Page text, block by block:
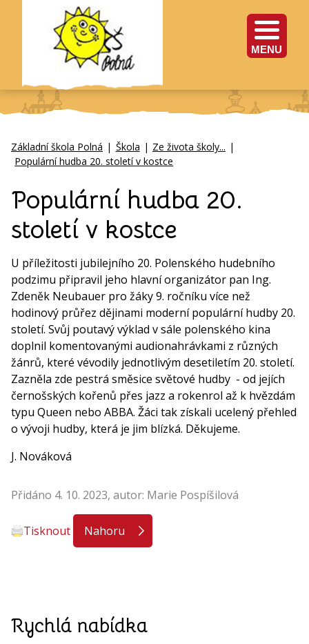
MENU
Základní škola Polná | Škola | Ze života školy... |
Populární hudba 20. století v kostce
Populární hudba 20.
století v kostce
U příležitosti jubilejního 20. Polenského hudebního
podzimu připravil jeho hlavní organizátor pan Ing.
Zdeněk Neubauer pro žáky 9. ročníku více než
hodinový průřez dějinami moderní populární hudby 20.
století. Svůj poutavý výklad v sále polenského kina
doplnil komentovanými audionahrávkami z různých
žánrů, které vévodily jednotlivým desetiletím 20. století.
Zazněla zde pestrá směsice světové hudby - od jejích
černošských kořenů přes jazz a rokenrol až k hvězdám
typu Queen nebo ABBA. Žáci tak získali ucelený přehled
o vývoji hudby, která je jim blízká. Děkujeme.
J. Nováková
Přidáno 4. 10. 2023, autor: Marie Pospíšilová
Tisknout Nahoru
Rychlá nabídka